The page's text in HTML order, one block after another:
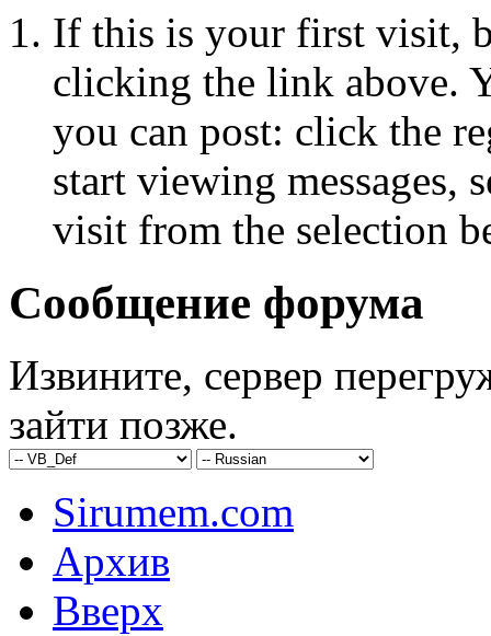
If this is your first visit,
clicking the link above.
you can post: click the
start viewing messages,
visit from the selection
Сообщение форума
Извините, сервер
зайти позже.
Sirumem.com
Архив
Вверх